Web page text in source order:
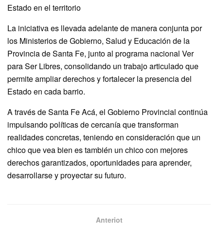
Estado en el territorio
La iniciativa es llevada adelante de manera conjunta por
los Ministerios de Gobierno, Salud y Educación de la
Provincia de Santa Fe, junto al programa nacional Ver
para Ser Libres, consolidando un trabajo articulado que
permite ampliar derechos y fortalecer la presencia del
Estado en cada barrio.
A través de Santa Fe Acá, el Gobierno Provincial continúa
impulsando políticas de cercanía que transforman
realidades concretas, teniendo en consideración que un
chico que vea bien es también un chico con mejores
derechos garantizados, oportunidades para aprender,
desarrollarse y proyectar su futuro.
Anteriot